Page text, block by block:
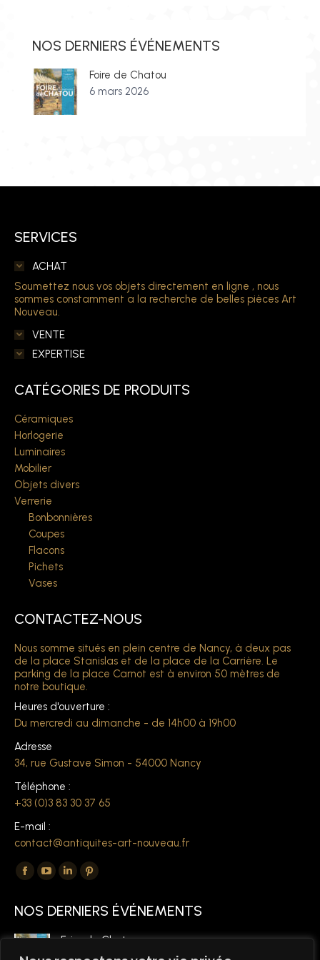
NOS DERNIERS ÉVÉNEMENTS
Foire de Chatou
6 mars 2026
SERVICES
ACHAT
Soumettez nous vos objets directement en ligne , nous
sommes constamment a la recherche de belles pièces Art
Nouveau.
VENTE
EXPERTISE
CATÉGORIES DE PRODUITS
Céramiques
Horlogerie
Luminaires
Mobilier
Objets divers
Verrerie
Bonbonnières
Coupes
Flacons
Pichets
Vases
CONTACTEZ-NOUS
Nous somme situés en plein centre de Nancy, à deux pas
de la place Stanislas et de la place de la Carrière. Le
parking de la place Carnot est à environ 50 mètres de
notre boutique.
Heures d'ouverture :
Du mercredi au dimanche - de 14h00 à 19h00
Adresse
34, rue Gustave Simon - 54000 Nancy
Téléphone :
+33 (0)3 83 30 37 65
E-mail :
contact@antiquites-art-nouveau.fr
Trouvez nous sur :
La
Facebook
s'ouvre
La
YouTube
s'ouvre
La
LinkedIn
s'ouvre
La
Pinterest
s'ouvre
NOS DERNIERS ÉVÉNEMENTS
Foire de Chatou
6 mars 2026